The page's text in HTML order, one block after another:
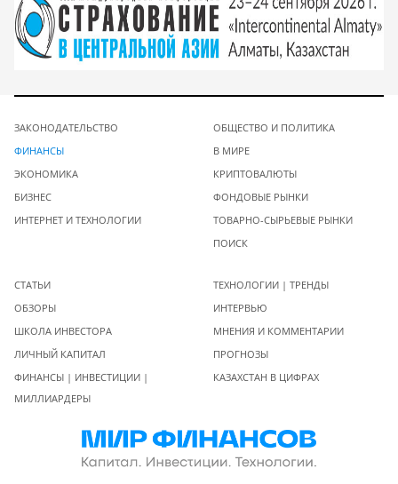
ЗАКОНОДАТЕЛЬСТВО
ФИНАНСЫ
ЭКОНОМИКА
БИЗНЕС
ИНТЕРНЕТ И ТЕХНОЛОГИИ
ОБЩЕСТВО И ПОЛИТИКА
В МИРЕ
КРИПТОВАЛЮТЫ
ФОНДОВЫЕ РЫНКИ
ТОВАРНО-СЫРЬЕВЫЕ РЫНКИ
ПОИСК
СТАТЬИ
ОБЗОРЫ
ШКОЛА ИНВЕСТОРА
ЛИЧНЫЙ КАПИТАЛ
ФИНАНСЫ | ИНВЕСТИЦИИ |
МИЛЛИАРДЕРЫ
ТЕХНОЛОГИИ | ТРЕНДЫ
ИНТЕРВЬЮ
МНЕНИЯ И КОММЕНТАРИИ
ПРОГНОЗЫ
КАЗАХСТАН В ЦИФРАХ